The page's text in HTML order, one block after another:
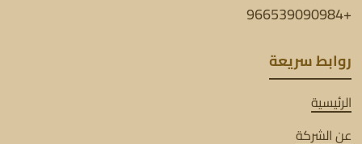
+966539090984
روابط سريعة
الرئيسية
عن الشركة